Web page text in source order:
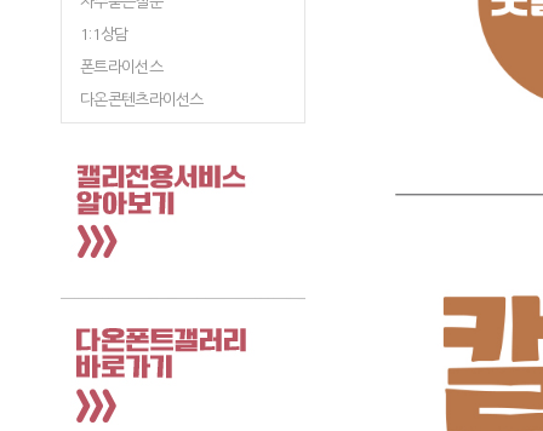
1:1상담
폰트라이선스
다온콘텐츠라이선스